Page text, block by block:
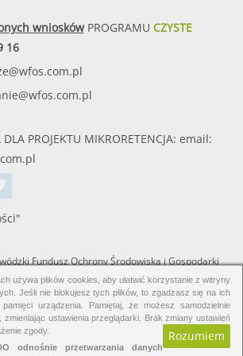
wnioskówPROGRAMU CZYSTE
16
PROJEKTU MIKRORETENCJA: email:
Fundusz Ochrony Środowiska i Gospodarki
prawa zastrzeżone.
używa plików cookies, aby ułatwić korzystanie z witryny
Jeśli nie blokujesz tych plików, to zgadzasz się na ich
urządzenia. Pamiętaj, że możesz samodzielnie
ustawienia przeglądarki. Brak zmiany ustawień
zgody.
Rozumiem
odnośnie przetwarzania danych